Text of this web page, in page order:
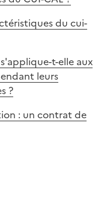
du cui-
t-elle aux
leurs
?
: un contrat de